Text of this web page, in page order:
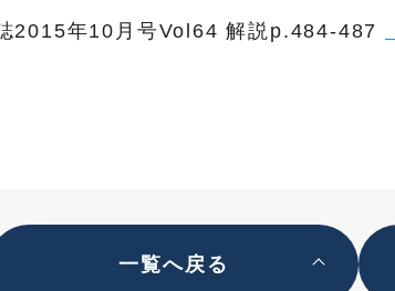
2015年10月号Vol64 解説p.484-487
一覧へ戻る